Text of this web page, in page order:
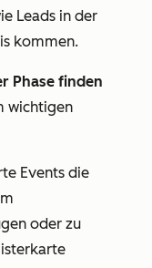
Leads in der
kommen.
Phase finden
wichtigen
Events die
oder zu